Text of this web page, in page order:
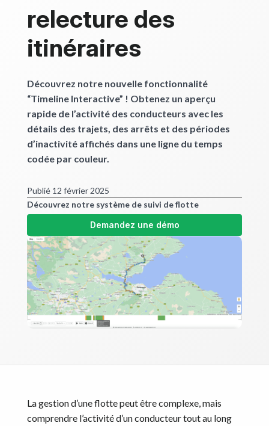
relecture des
itinéraires
Découvrez notre nouvelle fonctionnalité
“Timeline Interactive” ! Obtenez un aperçu
rapide de l’activité des conducteurs avec les
détails des trajets, des arrêts et des périodes
d’inactivité affichés dans une ligne du temps
codée par couleur.
Publié 12 février 2025
Découvrez notre système de suivi de flotte
Demandez une démo
La gestion d’une flotte peut être complexe, mais
comprendre l’activité d’un conducteur tout au long